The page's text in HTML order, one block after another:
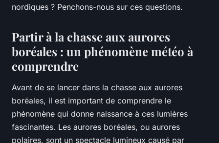
nordiques ? Penchons-nous sur ces questions.
Partir à la chasse aux aurores
boréales : un phénomène météo à
comprendre
Avant de se lancer dans la chasse aux aurores
boréales, il est important de comprendre le
phénomène qui donne naissance à ces lumières
fascinantes. Les aurores boréales, ou aurores
polaires, sont un spectacle lumineux causé par